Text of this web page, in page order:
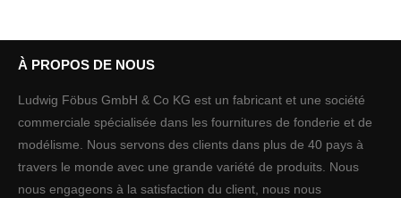
À PROPOS DE NOUS
Ludwig Föbus GmbH & Co KG est un fabricant et une société
commerciale spécialisée dans les fournitures de fonderie et de
modélisme. Nous servons des clients dans plus de 40 pays à
travers le monde avec une grande variété de produits. Nous
nous engageons à la satisfaction du client, nous nous